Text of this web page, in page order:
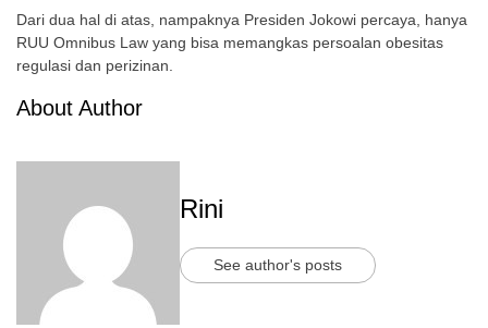
Dari dua hal di atas, nampaknya Presiden Jokowi percaya, hanya
RUU Omnibus Law yang bisa memangkas persoalan obesitas
regulasi dan perizinan.
About Author
Rini
See author's posts